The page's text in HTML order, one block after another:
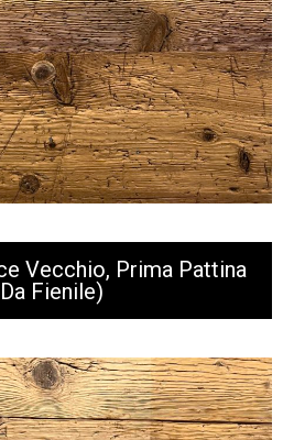
Vecchio, Prima Pattina
Fienile)